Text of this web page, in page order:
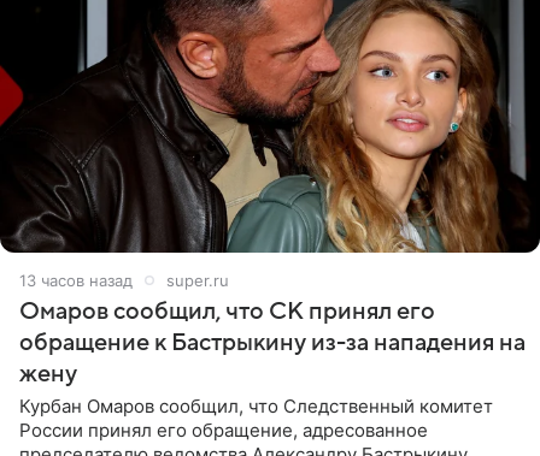
13 часов назад super.ru
Омаров сообщил, что СК принял его
обращение к Бастрыкину из-за нападения на
жену
Курбан Омаров сообщил, что Следственный комитет
России принял его обращение, адресованное